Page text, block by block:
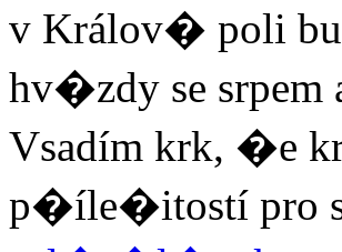
v Králov� poli
hv�zdy se
Vsadím krk, �e
p�íle�itostí pro